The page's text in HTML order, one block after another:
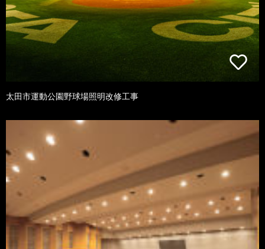
太田市運動公園野球場照明改修工事